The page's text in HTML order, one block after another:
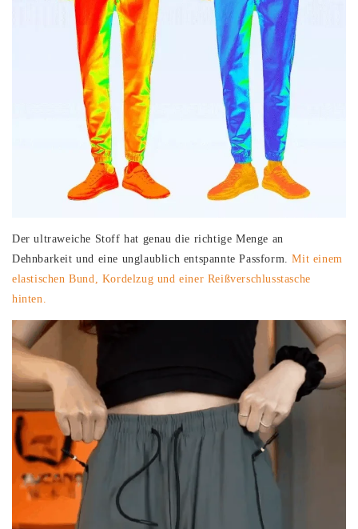
Der ultraweiche Stoff hat genau die richtige Menge an
Dehnbarkeit und eine unglaublich entspannte Passform.Mit einem
elastischen Bund, Kordelzug und einer Reißverschlusstasche
hinten.